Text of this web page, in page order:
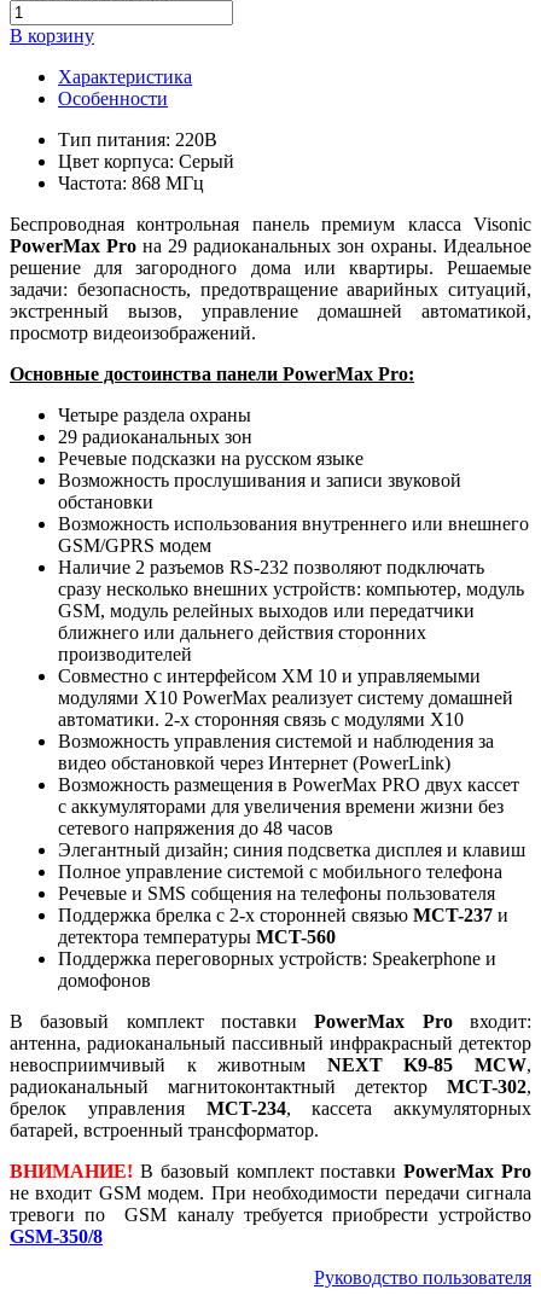
В корзину
Характеристика
Особенности
Тип питания: 220В
Цвет корпуса: Серый
Частота: 868 МГц
Беспроводная контрольная панель премиум класса Visonic
PowerMax Pro на 29 радиоканальных зон охраны. Идеальное
решение для загородного дома или квартиры. Решаемые
задачи: безопасность, предотвращение аварийных ситуаций,
экстренный вызов, управление домашней автоматикой,
просмотр видеоизображений.
Основные достоинства панели PowerMax Pro:
Четыре раздела охраны
29 радиоканальных зон
Речевые подсказки на русском языке
Возможность прослушивания и записи звуковой
обстановки
Возможность использования внутреннего или внешнего
GSM/GPRS модем
Наличие 2 разъемов RS-232 позволяют подключать
сразу несколько внешних устройств: компьютер, модуль
GSM, модуль релейных выходов или передатчики
ближнего или дальнего действия сторонних
производителей
Совместно с интерфейсом ХМ 10 и управляемыми
модулями Х10 PowerMax реализует систему домашней
автоматики. 2-х сторонняя связь с модулями Х10
Возможность управления системой и наблюдения за
видео обстановкой через Интернет (PowerLink)
Возможность размещения в PowerMax PRO двух кассет
с аккумуляторами для увеличения времени жизни без
сетевого напряжения до 48 часов
Элегантный дизайн; синия подсветка дисплея и клавиш
Полное управление системой с мобильного телефона
Речевые и SMS собщения на телефоны пользователя
Поддержка брелка с 2-х сторонней связью MCT-237 и
детектора температуры MCT-560
Поддержка переговорных устройств: Speakerphone и
домофонов
В базовый комплект поставкиPowerMax Proвходит:
антенна, радиоканальный пассивный инфракрасный детектор
невосприимчивый к животным NEXT K9-85 MCW,
радиоканальный магнитоконтактный детектор MCT-302,
брелок управления MCT-234, кассета аккумуляторных
батарей, встроенный трансформатор.
ВНИМАНИЕ! В базовый комплект поставкиPowerMax Pro
не входит GSM модем. При необходимости передачи сигнала
тревоги по GSM каналу требуется приобрести устройство
GSM-350/8
Руководство пользователя